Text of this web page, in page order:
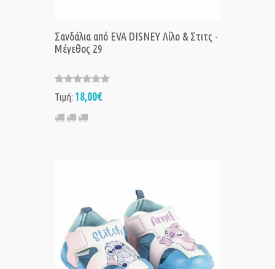
Σανδάλια από EVA DISNEY Λίλο & Στιτς -
Μέγεθος 29
Τιμή: 18,00€